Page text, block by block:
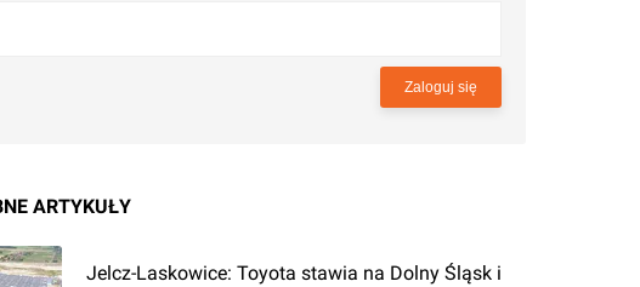
Zaloguj się
ARTYKUŁY
Jelcz-Laskowice: Toyota stawia na Dolny Śląsk i